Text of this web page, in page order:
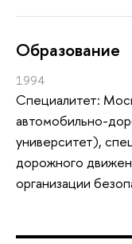
Oбразование
1994
Специалитет:
автомобильно-
университет),
дорожного
организации